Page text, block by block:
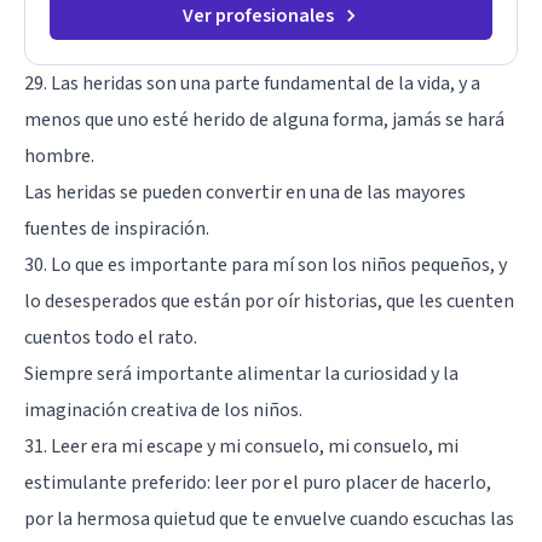
Ver profesionales
29. Las heridas son una parte fundamental de la vida, y a
menos que uno esté herido de alguna forma, jamás se hará
hombre.
Las heridas se pueden convertir en una de las mayores
fuentes de inspiración.
30. Lo que es importante para mí son los niños pequeños, y
lo desesperados que están por oír historias, que les cuenten
cuentos todo el rato.
Siempre será importante alimentar la curiosidad y la
imaginación creativa de los niños.
31. Leer era mi escape y mi consuelo, mi consuelo, mi
estimulante preferido: leer por el puro placer de hacerlo,
por la hermosa quietud que te envuelve cuando escuchas las